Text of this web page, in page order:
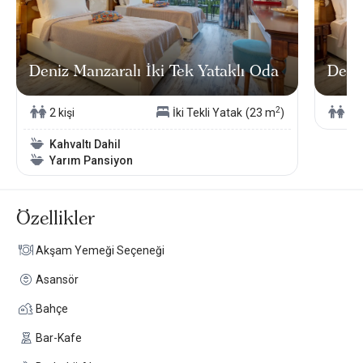
Deniz Manzaralı İki Tek Yataklı Oda
2 kişi İki Tekli Yatak (23 m2)
Kahvaltı Dahil
Yarım Pansiyon
Özellikler
Akşam Yemeği Seçeneği
Asansör
Bahçe
Bar-Kafe